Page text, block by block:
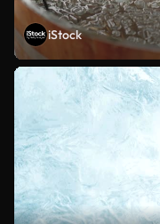
iStock